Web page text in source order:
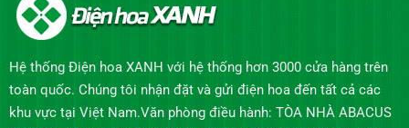
Hệ thống Điện hoa XANH với hệ thống hơn 3000 cửa hàng trên
toàn quốc. Chúng tôi nhận đặt và gửi điện hoa đến tất cả các
khu vực tại Việt Nam.Văn phòng điều hành: TÒA NHÀ ABACUS